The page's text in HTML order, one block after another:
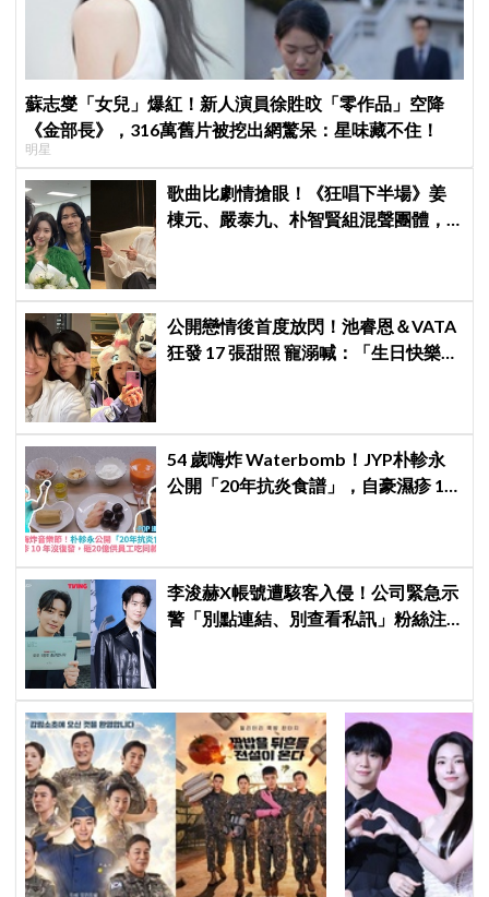
蘇志燮「女兒」爆紅！新人演員徐貹旼「零作品」空降
《金部長》，316萬舊片被挖出網驚呆：星味藏不住！
明星
歌曲比劇情搶眼！《狂唱下半場》姜
棟元、嚴泰九、朴智賢組混聲團體，
公開戀情後首度放閃！池睿恩＆VATA
狂發 17 張甜照 寵溺喊：「生日快樂我
54 歲嗨炸 Waterbomb！JYP朴軫永
公開「20年抗炎食譜」，自豪濕疹 10
李浚赫X帳號遭駭客入侵！公司緊急示
警「別點連結、別查看私訊」粉絲注